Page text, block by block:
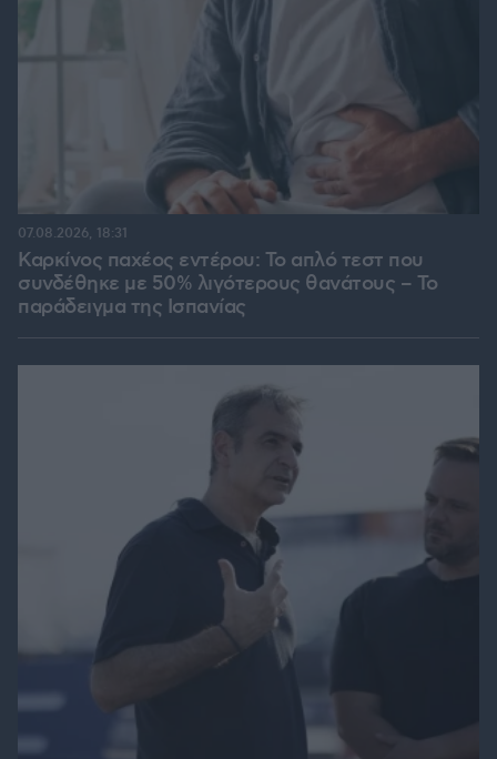
Καρκίνος παχέος εντέρου: Το απλό τεστ που
συνδέθηκε με 50% λιγότερους θανάτους – Το
παράδειγμα της Ισπανίας
07.08.2026, 18:31